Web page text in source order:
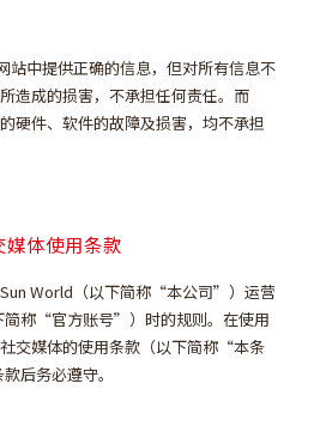
站中提供正确的信息，但对所有信息不
造成的损害，不承担任何责任。而
硬件、软件的故障及损害，均不承担
媒体使用条款
World（以下简称“本公司”）运营
简称“官方账号”）时的规则。在使用
交媒体的使用条款（以下简称“本条
后务必遵守。